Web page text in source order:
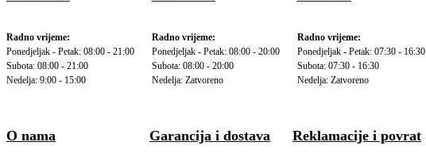
Radno vrijeme:
Ponedjeljak - Petak: 08:00 - 21:00
Subota: 08:00 - 21:00
Nedelja: 9:00 - 15:00
Radno vrijeme:
Ponedjeljak - Petak: 08:00 - 20:00
Subota: 08:00 - 20:00
Nedelja: Zatvoreno
Radno vrijeme:
Ponedjeljak - Petak: 07:30 - 16:30
Subota: 07:30 - 16:30
Nedelja: Zatvoreno
O nama Garancija i dostava Reklamacije i povrat